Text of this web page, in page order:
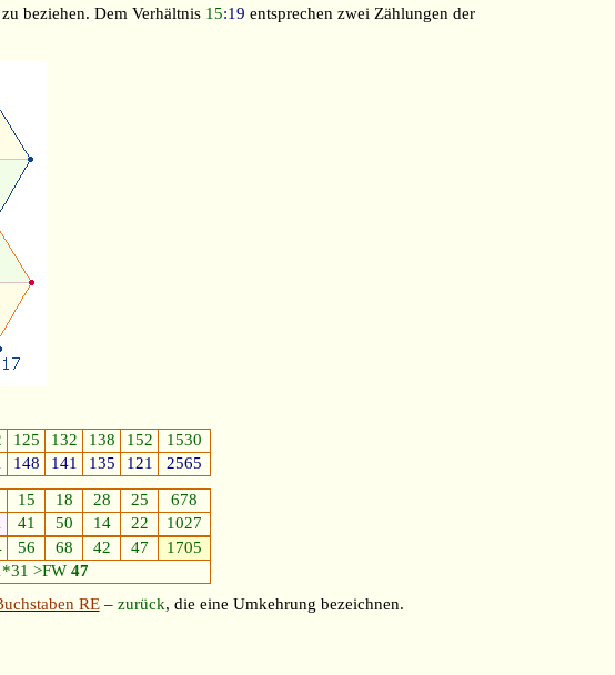
beziehen. Dem Verhältnis 15:19 entsprechen zwei Zählungen der
125 132 138 152
1530
148 141 135 121 2565
15 18 28 25
678
41 50 14 22
1027
56 68 42 47
1705
>FW47
RE– zurück, die eine Umkehrung bezeichnen.